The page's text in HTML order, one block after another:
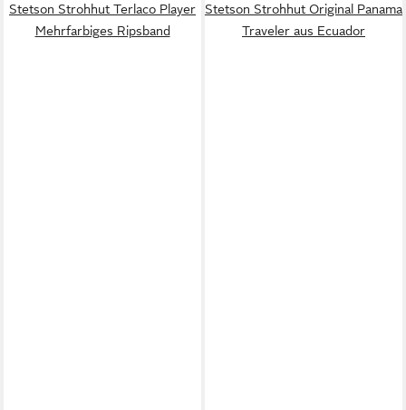
Stetson Strohhut Terlaco Player
Mehrfarbiges Ripsband
Stetson Strohhut Original Panama
Traveler aus Ecuador